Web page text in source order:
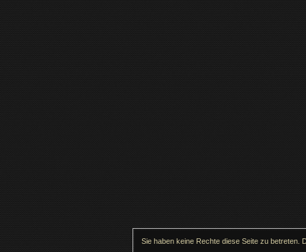
Sie haben keine Rechte diese Seite zu betreten.